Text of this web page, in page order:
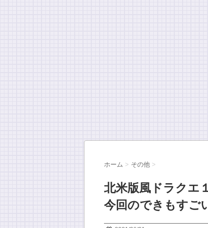
ホーム > その他 >
北米版風ドラクエ
今回のできもすご